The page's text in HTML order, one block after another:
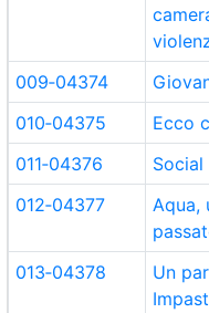
009‑04374
010‑04375
Ecco
011‑04376
Social
012‑04377
Aqua,
013‑04378
Un